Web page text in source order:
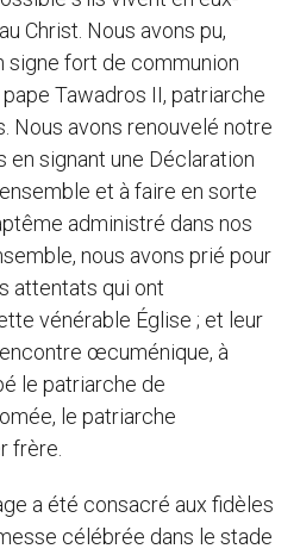
Christ. Nous avons pu,
signe fort de communion
Tawadros II, patriarche
Nous avons renouvelé notre
en signant une Déclaration
et à faire en sorte
administré dans nos
nous avons prié pour
attentats qui ont
vénérable Église ; et leur
œcuménique, à
le patriarche de
le patriarche
frère.
a été consacré aux fidèles
célébrée dans le stade